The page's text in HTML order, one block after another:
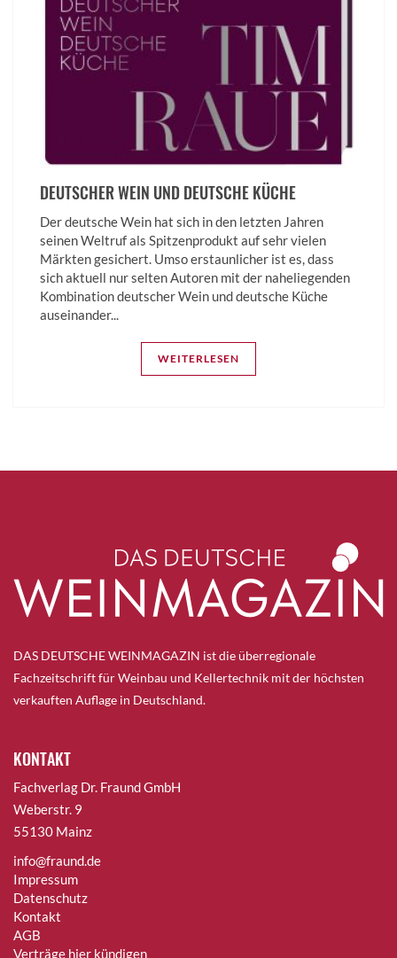
DEUTSCHER WEIN UND DEUTSCHE KÜCHE
Der deutsche Wein hat sich in den letzten Jahren
seinen Weltruf als Spitzenprodukt auf sehr vielen
Märkten gesichert. Umso erstaunlicher ist es, dass
sich aktuell nur selten Autoren mit der naheliegenden
Kombination deutscher Wein und deutsche Küche
auseinander...
WEITERLESEN
DAS DEUTSCHE WEINMAGAZIN ist die überregionale
Fachzeitschrift für Weinbau und Kellertechnik mit der höchsten
verkauften Auflage in Deutschland.
KONTAKT
Fachverlag Dr. Fraund GmbH
Weberstr. 9
55130 Mainz
info@fraund.de
Impressum
Datenschutz
Kontakt
AGB
Verträge hier kündigen